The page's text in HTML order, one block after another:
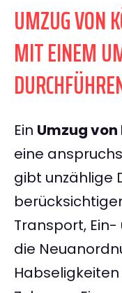
UMZUG VON
MIT EINEM
Ein Umzug
eine
gibt unzählige
Transport,
die